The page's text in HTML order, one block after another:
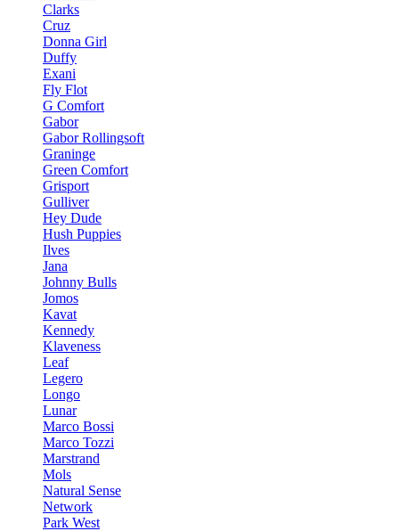
Clarks
Cruz
Donna Girl
Duffy
Exani
Fly Flot
G Comfort
Gabor
Gabor Rollingsoft
Graninge
Green Comfort
Grisport
Gulliver
Hey Dude
Hush Puppies
Ilves
Jana
Johnny Bulls
Jomos
Kavat
Kennedy
Klaveness
Leaf
Legero
Longo
Lunar
Marco Bossi
Marco Tozzi
Marstrand
Mols
Natural Sense
Network
Park West